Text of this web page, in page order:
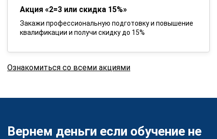
Акция «2=3 или скидка 15%»
Закажи профессиональную подготовку и повышение
квалификации и получи скидку до 15%
Ознакомиться со всеми акциями
Вернем деньги если обучение не